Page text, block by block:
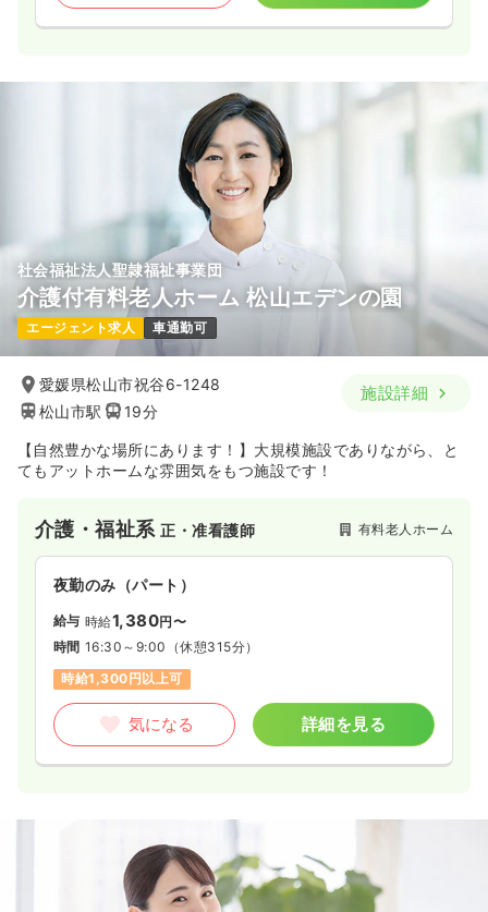
社会福祉法人聖隷福祉事業団
介護付有料老人ホーム 松山エデンの園
エージェント求人 車通勤可
愛媛県松山市祝谷6-1248
松山市駅
19分
施設詳細
【自然豊かな場所にあります！】大規模施設でありながら、と
てもアットホームな雰囲気をもつ施設です！
介護・福祉系正・准看護師 有料老人ホーム
夜勤のみ（パート）
給与 時給1,380円〜
時間 16:30～9:00 （休憩315分）
時給1,300円以上可
気になる 詳細を見る